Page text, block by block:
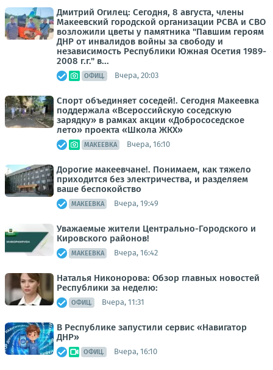
Дмитрий Огилец: Сегодня, 8 августа, члены
Макеевский городской организации РСВА и СВО
возложили цветы у памятника "Павшим героям
ДНР от инвалидов войны за свободу и
независимость Республики Южная Осетия 1989-
2008 г.г." в...
ОФИЦ. Вчера, 20:03
Спорт объединяет соседей!. Сегодня Макеевка
поддержала «Всероссийскую соседскую
зарядку» в рамках акции «Добрососедское
лето» проекта «Школа ЖКХ»
МАКЕЕВКА Вчера, 16:10
Дорогие макеевчане!. Понимаем, как тяжело
приходится без электричества, и разделяем
ваше беспокойство
МАКЕЕВКА Вчера, 19:49
Уважаемые жители Центрально-Городского и
Кировского районов!
МАКЕЕВКА Вчера, 16:42
Наталья Никонорова: Обзор главных новостей
Республики за неделю:
ОФИЦ. Вчера, 11:31
В Республике запустили сервис «Навигатор
ДНР»
ОФИЦ. Вчера, 16:10